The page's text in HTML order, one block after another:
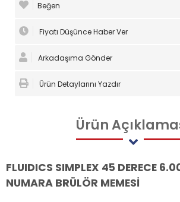
Beğen
Fiyatı Düşünce Haber Ver
Arkadaşıma Gönder
Ürün Detaylarını Yazdır
Ürün
FLUIDICS SIMPLEX 45 DERECE
NUMARA BRÜLÖR MEMESİ